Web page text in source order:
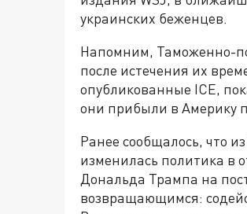
украинских беженцев.
Напомним, Таможенно-
после истечения их
опубликованные ICE,
они прибыли в Америку
Ранее сообщалось, что
изменилась политика в
Дональда Трампа на
возвращающимся: